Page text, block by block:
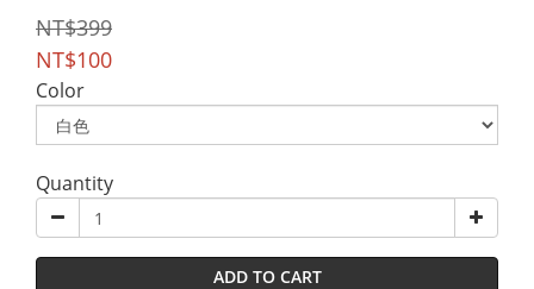
NT$399
NT$100
Color
Quantity
ADD TO CART